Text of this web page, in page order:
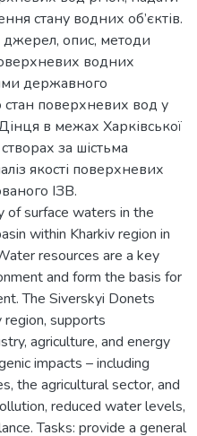
стану водних об’єктів.
джерел, опис, методи
водних
державного
стан поверхневих вод у
в межах Харківської
за шістьма
якості поверхневих
ІЗВ.
of surface waters in the
within Kharkiv region in
resources are a key
and form the basis for
The Siverskyi Donets
supports
agriculture, and energy
impacts – including
the agricultural sector, and
reduced water levels,
Tasks: provide a general